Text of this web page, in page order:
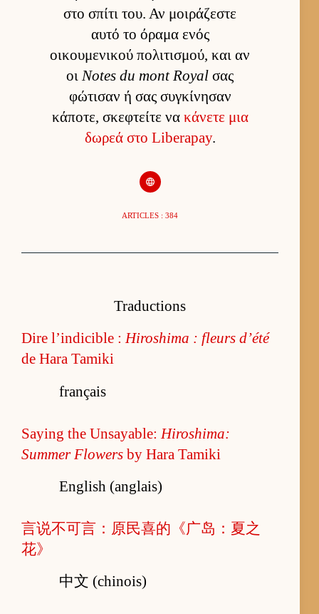
στο σπίτι του. Αν μοιράζεστε
αυτό το όραμα ενός
οικουμενικού πολιτισμού, και αν
οιNotes du mont Royal σας
φώτισαν ή σας συγκίνησαν
κάποτε, σκεφτείτε να κάνετε μια
δωρεά στο Liberapay.
ARTICLES : 384
Traductions
Dire l’indicible :Hiroshima : fleurs d’été
de Hara Tamiki
français
Saying the Unsayable: Hiroshima:
Summer Flowers by Hara Tamiki
English (anglais)
言说不可言：原民喜的《广岛：夏之
花》
中文 (chinois)